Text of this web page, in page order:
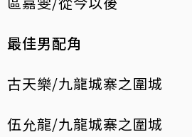
最佳男配角
古天樂/九龍城寨之圍城
伍允龍/九龍城寨之圍城